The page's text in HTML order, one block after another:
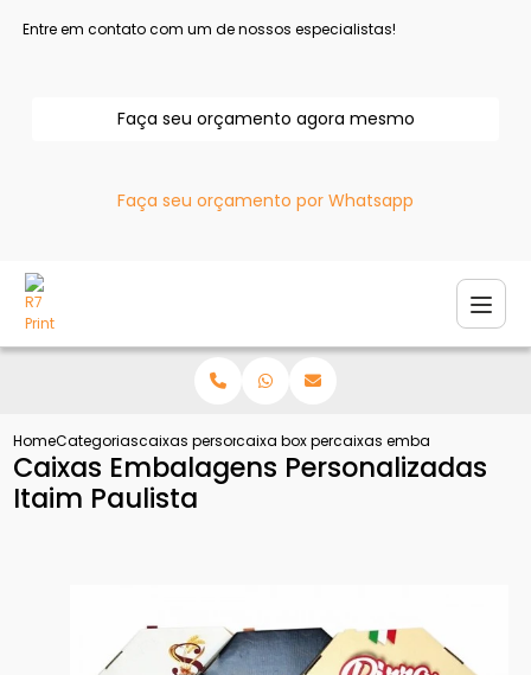
Entre em contato com um de nossos especialistas!
Faça seu orçamento agora mesmo
Faça seu orçamento por Whatsapp
HomeCategoriascaixas personalizadascaixa box personalizada
caixas embalagens
Caixas Embalagens Personalizadas
Itaim Paulista